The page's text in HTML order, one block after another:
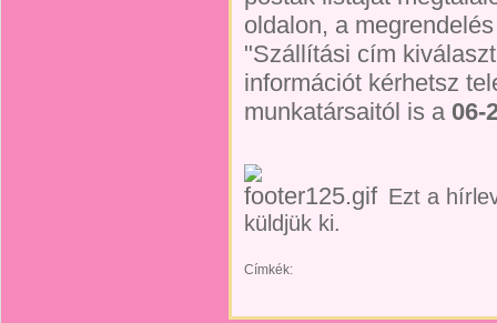
oldalon, a
"Szállítási cím
információt kérhetsz
munkatársaitól is a 06-
Ezt a
küldjük ki.
Címkék: